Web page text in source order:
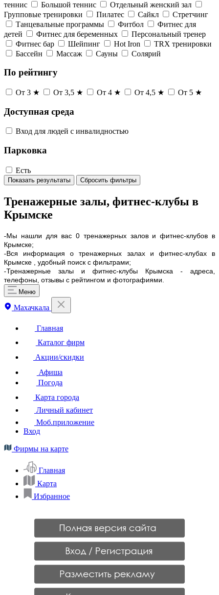
теннис
Большой теннис
Отдельный женский зал
Групповые тренировки
Пилатес Сайкл
Стретчинг
Танцевальные программы
Фитбол
Фитнес для
детей
Фитнес для беременных
Персональный тренер
Фитнес бар
Шейпинг Hot Iron
TRX тренировки
Бассейн
Массаж Сауны Солярий
По рейтингу
От 3 ★ От 3,5 ★ От 4 ★ От 4,5 ★ От 5 ★
Доступная среда
Вход для людей с инвалидностью
Парковка
Есть
Показать результаты Сбросить фильтры
Тренажерные залы, фитнес-клубы в
Крымске
-Мы нашли для вас 0 тренажерных залов и фитнес-клубов в
Крымске;
-Вся информация о тренажерных залах и фитнес-клубах в
Крымске , удобный поиск с фильтрами;
-Тренажерные залы и фитнес-клубы Крымска - адреса,
телефоны, отзывы с рейтингом и фотографиями.
Меню
Махачкала
Главная
Каталог фирм
Акции/скидки
Афиша
Погода
Карта города
Личный кабинет
Моб.приложение
Вход
Фирмы на карте
Главная
Карта
Избранное